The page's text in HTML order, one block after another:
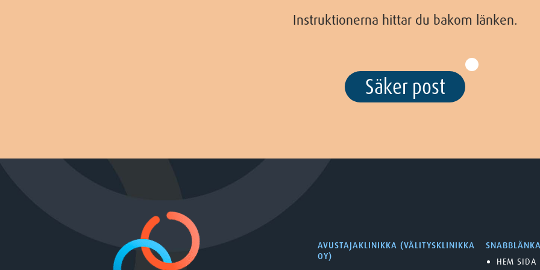
Instruktionerna hittar du bakom länken.
Säker post
AVUSTAJAKLINIKKA (VÄLITYSKLINIKKA
OY)
HEM SIDA